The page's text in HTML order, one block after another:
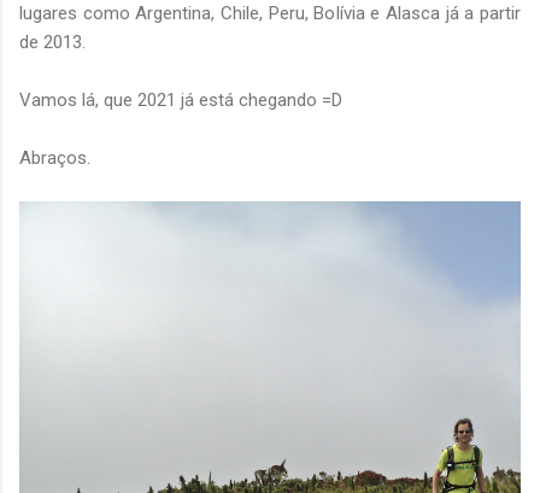
lugares como Argentina, Chile, Peru, Bolívia e Alasca já a partir
de 2013.
Vamos lá, que 2021 já está chegando =D
Abraços.